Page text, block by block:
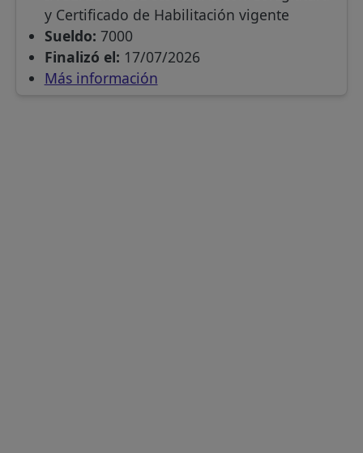
y Certificado de Habilitación vigente
Sueldo: 7000
Finalizó el: 17/07/2026
Más información